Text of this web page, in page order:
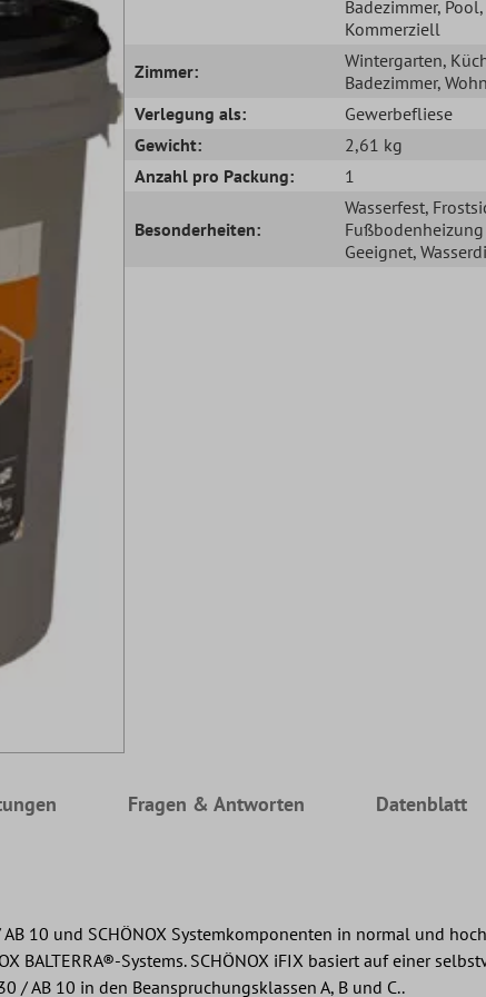
Badezimmer, Pool
Kommerziell
Zimmer:
Wintergarten,
Badezimmer,
Verlegung als:
Gewerbefliese
Gewicht:
2,61 kg
Anzahl pro Packung:
1
Besonderheiten:
Wasserfest,
Fußbodenheizung
Geeignet,
Fragen & Antworten Datenblatt
10 und SCHÖNOX Systemkomponenten in normal und
BALTERRA®-Systems. SCHÖNOX iFIX basiert auf einer
/ AB 10 in den Beanspruchungsklassen A, B und C..